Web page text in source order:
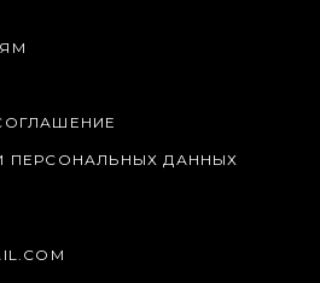
ПЕРСОНАЛЬНЫХ ДАННЫХ